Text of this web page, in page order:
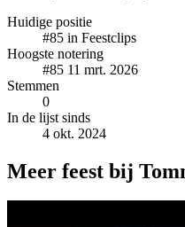
Huidige positie
#85 in Feestclips
Hoogste notering
#85 11 mrt. 2026
Stemmen
0
In de lijst sinds
4 okt. 2024
Meer feest bij